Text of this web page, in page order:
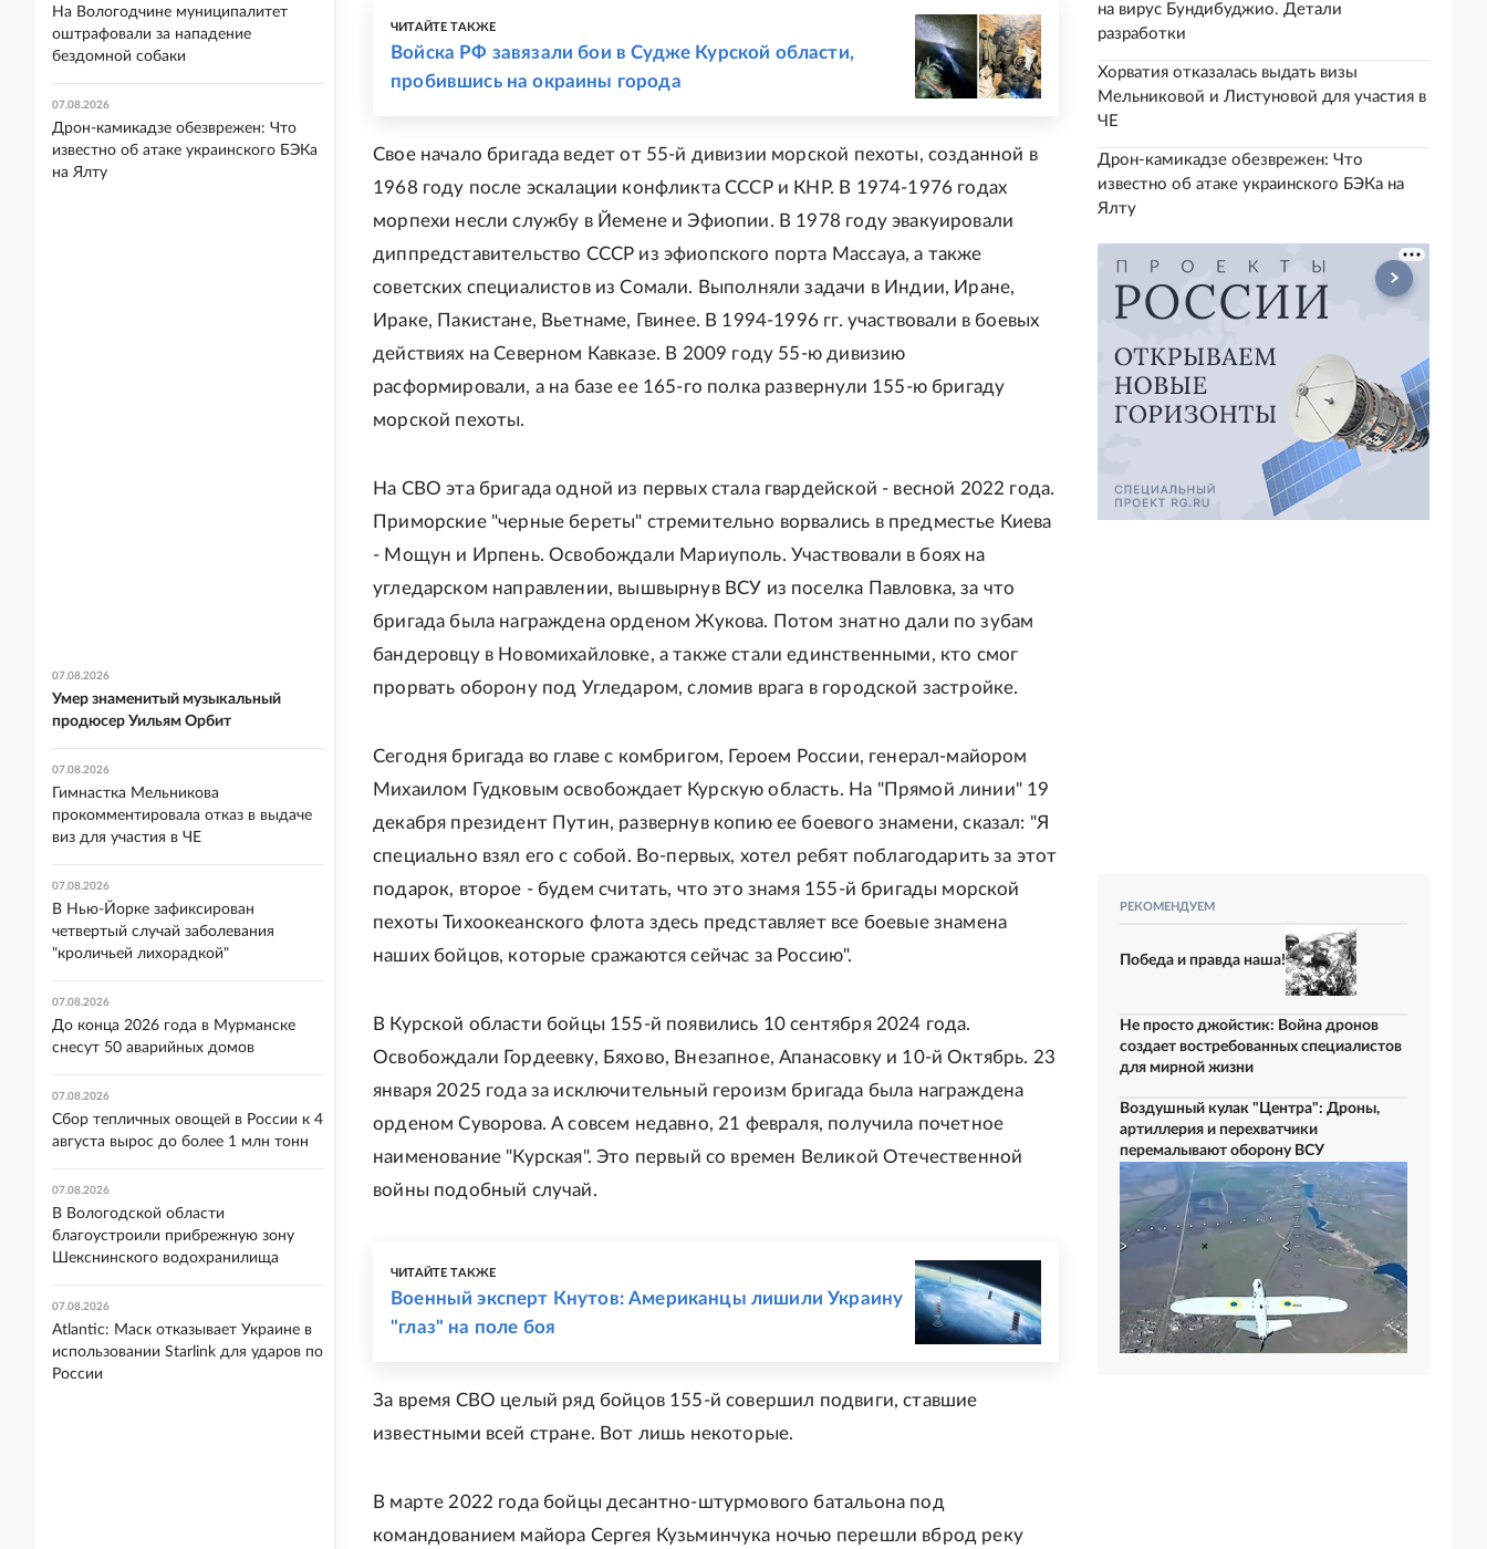
ЧИТАЙТЕ ТАКЖЕ
Войска РФ завязали бои в Судже Курской области,
пробившись на окраины города
Свое начало бригада ведет от 55-й дивизии морской пехоты, созданной в
1968 году после эскалации конфликта СССР и КНР. В 1974-1976 годах
морпехи несли службу в Йемене и Эфиопии. В 1978 году эвакуировали
диппредставительство СССР из эфиопского порта Массауа, а также
советских специалистов из Сомали. Выполняли задачи в Индии, Иране,
Ираке, Пакистане, Вьетнаме, Гвинее. В 1994-1996 гг. участвовали в боевых
действиях на Северном Кавказе. В 2009 году 55-ю дивизию
расформировали, а на базе ее 165-го полка развернули 155-ю бригаду
морской пехоты.
На СВО эта бригада одной из первых стала гвардейской - весной 2022 года.
Приморские "черные береты" стремительно ворвались в предместье Киева
- Мощун и Ирпень. Освобождали Мариуполь. Участвовали в боях на
угледарском направлении, вышвырнув ВСУ из поселка Павловка, за что
бригада была награждена орденом Жукова. Потом знатно дали по зубам
бандеровцу в Новомихайловке, а также стали единственными, кто смог
прорвать оборону под Угледаром, сломив врага в городской застройке.
Сегодня бригада во главе с комбригом, Героем России, генерал-майором
Михаилом Гудковым освобождает Курскую область. На "Прямой линии" 19
декабря президент Путин, развернув копию ее боевого знамени, сказал: "Я
специально взял его с собой. Во-первых, хотел ребят поблагодарить за этот
подарок, второе - будем считать, что это знамя 155-й бригады морской
пехоты Тихоокеанского флота здесь представляет все боевые знамена
наших бойцов, которые сражаются сейчас за Россию".
В Курской области бойцы 155-й появились 10 сентября 2024 года.
Освобождали Гордеевку, Бяхово, Внезапное, Апанасовку и 10-й Октябрь. 23
января 2025 года за исключительный героизм бригада была награждена
орденом Суворова. А совсем недавно, 21 февраля, получила почетное
наименование "Курская". Это первый со времен Великой Отечественной
войны подобный случай.
ЧИТАЙТЕ ТАКЖЕ
Военный эксперт Кнутов: Американцы лишили Украину
"глаз" на поле боя
За время СВО целый ряд бойцов 155-й совершил подвиги, ставшие
известными всей стране. Вот лишь некоторые.
В марте 2022 года бойцы десантно-штурмового батальона под
командованием майора Сергея Кузьминчука ночью перешли вброд реку
на вирус Бундибуджио. Детали
разработки
Хорватия отказалась выдать визы
Мельниковой и Листуновой для участия в
ЧЕ
Дрон-камикадзе обезврежен: Что
известно об атаке украинского БЭКа на
Ялту
РЕКОМЕНДУЕМ
Победа и правда наша!
Не просто джойстик: Война дронов
создает востребованных специалистов
для мирной жизни
Воздушный кулак "Центра": Дроны,
артиллерия и перехватчики
перемалывают оборону ВСУ
На Вологодчине муниципалитет
оштрафовали за нападение
бездомной собаки
07.08.2026
Дрон-камикадзе обезврежен: Что
известно об атаке украинского БЭКа
на Ялту
07.08.2026
Умер знаменитый музыкальный
продюсер Уильям Орбит
07.08.2026
Гимнастка Мельникова
прокомментировала отказ в выдаче
виз для участия в ЧЕ
07.08.2026
В Нью-Йорке зафиксирован
четвертый случай заболевания
"кроличьей лихорадкой"
07.08.2026
До конца 2026 года в Мурманске
снесут 50 аварийных домов
07.08.2026
Сбор тепличных овощей в России к 4
августа вырос до более 1 млн тонн
07.08.2026
В Вологодской области
благоустроили прибрежную зону
Шекснинского водохранилища
07.08.2026
Atlantic: Маск отказывает Украине в
использовании Starlink для ударов по
России